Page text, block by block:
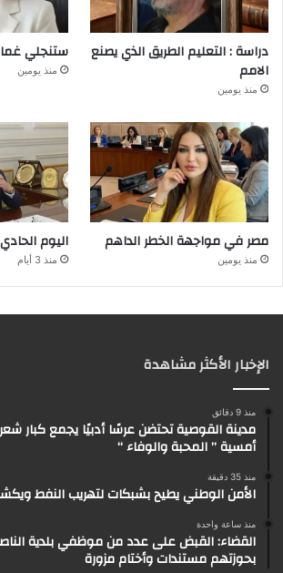
دراسة : التعليم الطريق الذي يصنع
الامم
منذ يومين
ستنجلي
منذ يومين
مصر في مواجهة الخطر الداهم
منذ يومين
اليوم
منذ 3 أيام
الإخبار الأكثر مشاهدة
منذ 9 دقائق
مدينة القوصية تحتضن عرسًا أدبيًا يجمع كبار
أمسية ” المحبة والوفاء “
منذ 35 دقيقة
الأمن الوطني يطيح بشبكات لتهريب النفط
منذ ساعة واحدة
القضاء: القبض على عدد من موظفي بلدية
بحوزتهم مستندات وأختام مزورة